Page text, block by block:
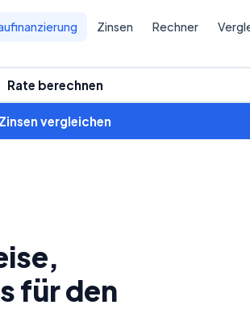
Zinsen Rechner
Rate berechnen
Zinsen vergleichen
für den